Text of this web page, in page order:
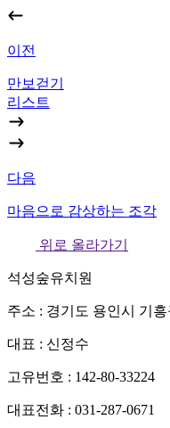
이전
만보걷기
리스트
다음
마음으로 감상하는 조각
위로 올라가기
석성숲유치원
주소 : 경기도 용인시 기
대표 : 신정수
고유번호 : 142-80-33224
대표전화 : 031-287-0671